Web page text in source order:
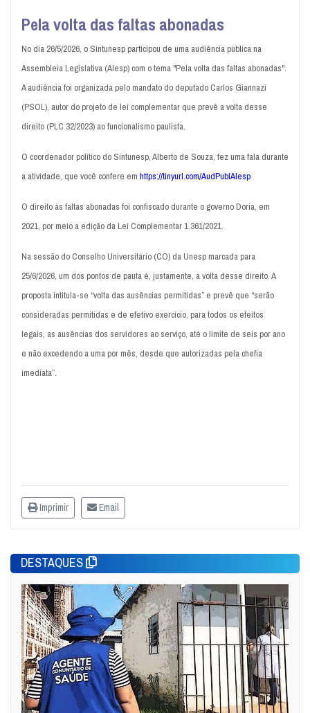
Pela volta das faltas abonadas
No dia 26/5/2026, o Sintunesp participou de uma audiência pública na
Assembleia Legislativa (Alesp) com o tema "Pela volta das faltas abonadas".
A audiência foi organizada pelo mandato do deputado Carlos Giannazi
(PSOL), autor do projeto de lei complementar que prevê a volta desse
direito (PLC 32/2023) ao funcionalismo paulista.
O coordenador político do Sintunesp, Alberto de Souza, fez uma fala durante
a atividade, que você confere em https://tinyurl.com/AudPublAlesp
O direito às faltas abonadas foi confiscado durante o governo Doria, em
2021, por meio a edição da Lei Complementar 1.361/2021.
Na sessão do Conselho Universitário (CO) da Unesp marcada para
25/6/2026, um dos pontos de pauta é, justamente, a volta desse direito. A
proposta intitula-se “volta das ausências permitidas” e prevê que “serão
consideradas permitidas e de efetivo exercício, para todos os efeitos
legais, as ausências dos servidores ao serviço, até o limite de seis por ano
e não excedendo a uma por mês, desde que autorizadas pela chefia
imediata”.
Imprimir Email
DESTAQUES